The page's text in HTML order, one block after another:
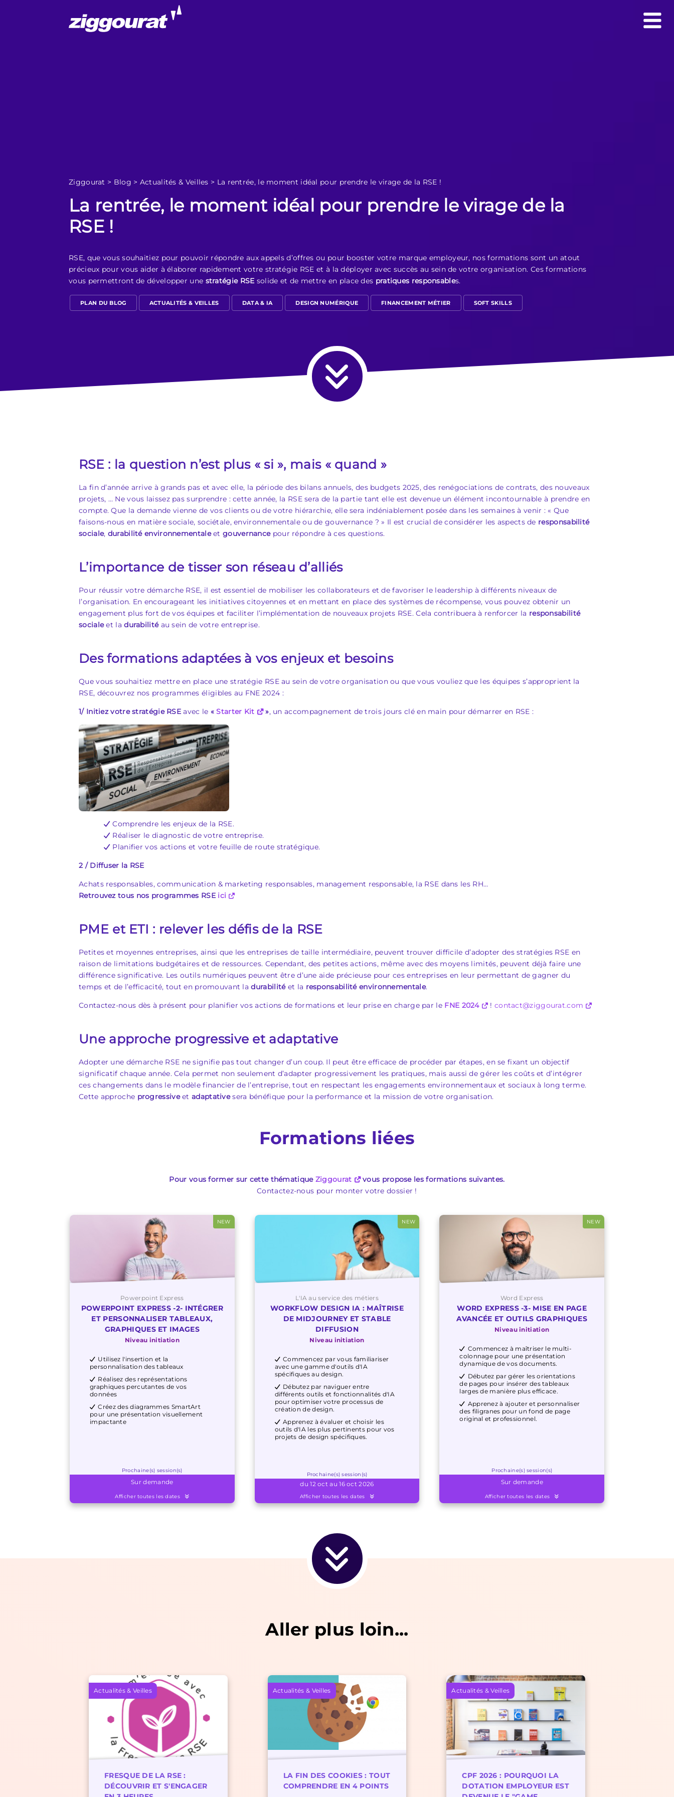
Ziggourat > Blog > Actualités & Veilles > La rentrée, le moment idéal pour prendre le virage de la RSE !
La rentrée, le moment idéal pour prendre le virage de la
RSE !
RSE, que vous souhaitiez pour pouvoir répondre aux appels d’offres ou pour booster votre marque employeur, nos formations sont un atout
précieux pour vous aider à élaborer rapidement votre stratégie RSE et à la déployer avec succès au sein de votre organisation. Ces formations
vous permettront de développer une stratégie RSE solide et de mettre en place des pratiques responsables.
PLAN DU BLOG ACTUALITÉS & VEILLES DATA & IA DESIGN NUMÉRIQUE FINANCEMENT MÉTIER SOFT SKILLS
RSE : la question n’est plus « si », mais « quand »
La fin d’année arrive à grands pas et avec elle, la période des bilans annuels, des budgets 2025, des renégociations de contrats, des nouveaux
projets, … Ne vous laissez pas surprendre : cette année, la RSE sera de la partie tant elle est devenue un élément incontournable à prendre en
compte. Que la demande vienne de vos clients ou de votre hiérarchie, elle sera indéniablement posée dans les semaines à venir : « Que
faisons-nous en matière sociale, sociétale, environnementale ou de gouvernance ? » Il est crucial de considérer les aspects de responsabilité
sociale, durabilité environnementaleetgouvernancepour répondre à ces questions.
L’importance de tisser son réseau d’alliés
Pour réussir votre démarche RSE, il est essentiel de mobiliser les collaborateurs et de favoriser le leadership à différents niveaux de
l’organisation. En encourageant les initiatives citoyennes et en mettant en place des systèmes de récompense, vous pouvez obtenir un
engagement plus fort de vos équipes et faciliter l’implémentation de nouveaux projets RSE. Cela contribuera à renforcer la responsabilité
socialeet ladurabilitéau sein de votre entreprise.
Des formations adaptées à vos enjeux et besoins
Que vous souhaitiez mettre en place une stratégie RSE au sein de votre organisation ou que vous vouliez que les équipes s’approprient la
RSE, découvrez nos programmes éligibles au FNE 2024 :
1/ Initiez votre stratégie RSE avec le « Starter Kit », un accompagnement de trois jours clé en main pour démarrer en RSE :
Comprendre les enjeux de la RSE.
Réaliser le diagnostic de votre entreprise.
Planifier vos actions et votre feuille de route stratégique.
2 / Diffuser la RSE
Achats responsables, communication & marketing responsables, management responsable, la RSE dans les RH…
Retrouvez tous nos programmes RSE ici
PME et ETI : relever les défis de la RSE
Petites et moyennes entreprises, ainsi que les entreprises de taille intermédiaire, peuvent trouver difficile d’adopter des stratégies RSE en
raison de limitations budgétaires et de ressources. Cependant, des petites actions, même avec des moyens limités, peuvent déjà faire une
différence significative. Les outils numériques peuvent être d’une aide précieuse pour ces entreprises en leur permettant de gagner du
temps et de l’efficacité, tout en promouvant ladurabilitéet la responsabilité environnementale.
Contactez-nous dès à présent pour planifier vos actions de formations et leur prise en charge par le FNE 2024 ! contact@ziggourat.com
Une approche progressive et adaptative
Adopter une démarche RSE ne signifie pas tout changer d’un coup. Il peut être efficace de procéder par étapes, en se fixant un objectif
significatif chaque année. Cela permet non seulement d’adapter progressivement les pratiques, mais aussi de gérer les coûts et d’intégrer
ces changements dans le modèle financier de l’entreprise, tout en respectant les engagements environnementaux et sociaux à long terme.
Cette approche progressiveetadaptativesera bénéfique pour la performance et la mission de votre organisation.
Formations liées
Pour vous former sur cette thématique Ziggourat
vous propose les formations suivantes.
Contactez-nous pour monter votre dossier !
NEW
Powerpoint Express
POWERPOINT EXPRESS -2- INTÉGRER
ET PERSONNALISER TABLEAUX,
GRAPHIQUES ET IMAGES
Niveau initiation
Utilisez l'insertion et la
personnalisation des tableaux
Réalisez des représentations
graphiques percutantes de vos
données
Créez des diagrammes SmartArt
pour une présentation visuellement
impactante
Prochaine(s) session(s)
Sur demande
Afficher toutes les dates
NEW
L'IA au service des métiers
WORKFLOW DESIGN IA : MAÎTRISE
DE MIDJOURNEY ET STABLE
DIFFUSION
Niveau initiation
Commencez par vous familiariser
avec une gamme d'outils d'IA
spécifiques au design.
Débutez par naviguer entre
différents outils et fonctionnalités d'IA
pour optimiser votre processus de
création de design.
Apprenez à évaluer et choisir les
outils d'IA les plus pertinents pour vos
projets de design spécifiques.
Prochaine(s) session(s)
du 12 oct au 16 oct 2026
Afficher toutes les dates
NEW
Word Express
WORD EXPRESS -3- MISE EN PAGE
AVANCÉE ET OUTILS GRAPHIQUES
Niveau initiation
Commencez à maîtriser le multi-
colonnage pour une présentation
dynamique de vos documents.
Débutez par gérer les orientations
de pages pour insérer des tableaux
larges de manière plus efficace.
Apprenez à ajouter et personnaliser
des filigranes pour un fond de page
original et professionnel.
Prochaine(s) session(s)
Sur demande
Afficher toutes les dates
Aller plus loin...
Actualités & Veilles
FRESQUE DE LA RSE :
DÉCOUVRIR ET S'ENGAGER
Actualités & Veilles
LA FIN DES COOKIES : TOUT
COMPRENDRE EN 4 POINTS
Actualités & Veilles
CPF 2026 : POURQUOI LA
DOTATION EMPLOYEUR EST